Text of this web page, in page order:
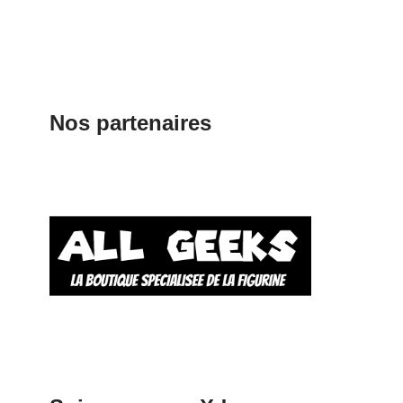
Nos partenaires